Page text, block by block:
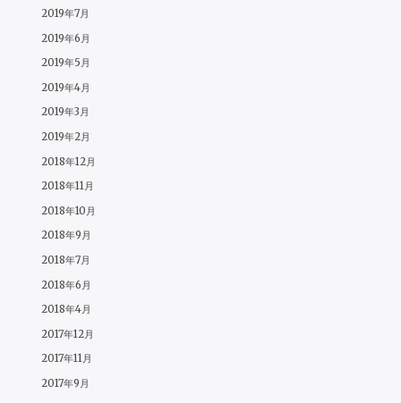
2019年7月
2019年6月
2019年5月
2019年4月
2019年3月
2019年2月
2018年12月
2018年11月
2018年10月
2018年9月
2018年7月
2018年6月
2018年4月
2017年12月
2017年11月
2017年9月